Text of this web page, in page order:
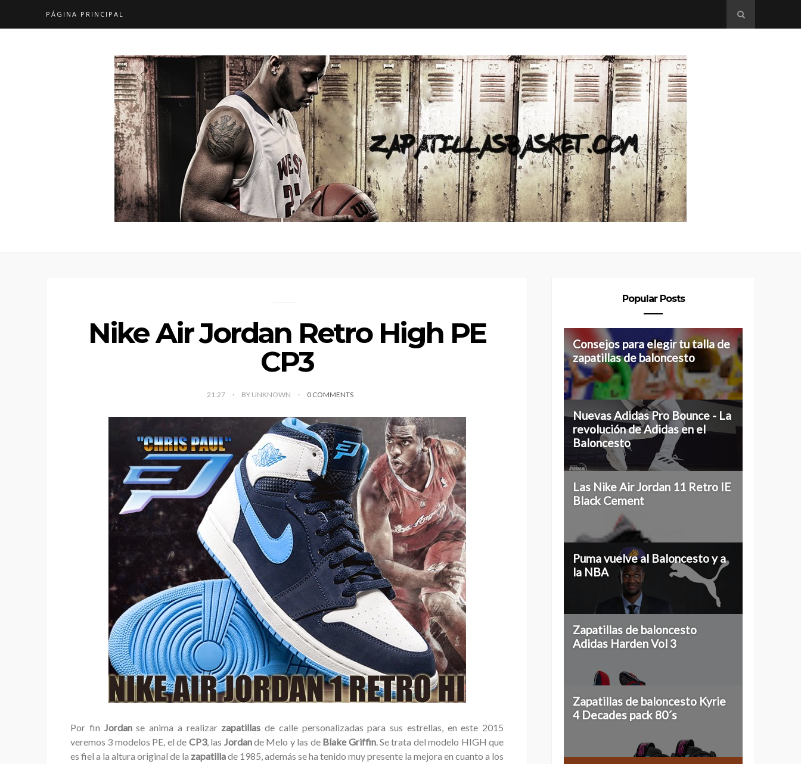
PÁGINA PRINCIPAL
Nike Air Jordan Retro High PE
CP3
21:27 BY UNKNOWN 0 COMMENTS
Por fin Jordanse anima a realizar zapatillasde calle personalizadas para sus estrellas, en este 2015
veremos 3 modelos PE, el de CP3, las Jordande Melo y las de Blake Griffin. Se trata del modelo HIGH que
es fiel a la altura original de la zapatillade 1985, además se ha tenido muy presente la mejora en cuanto a los
Popular Posts
Consejos para elegir tu talla de
zapatillas de baloncesto
Nuevas Adidas Pro Bounce - La
revolución de Adidas en el
Baloncesto
Las Nike Air Jordan 11 Retro IE
Black Cement
Puma vuelve al Baloncesto y a
la NBA
Zapatillas de baloncesto
Adidas Harden Vol 3
Zapatillas de baloncesto Kyrie
4 Decades pack 80´s